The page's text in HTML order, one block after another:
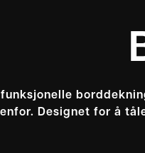
Designet for å